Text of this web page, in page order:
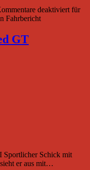
deaktiviert für
Fahrbericht
GT
Sportlicher Schick mit
er aus mit…